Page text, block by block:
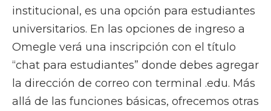
institucional, es una opción para estudiantes
universitarios. En las opciones de ingreso a
Omegle verá una inscripción con el título
“chat para estudiantes” donde debes agregar
la dirección de correo con terminal .edu. Más
allá de las funciones básicas, ofrecemos otras